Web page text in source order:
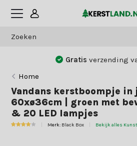
9,0
Home
Vandans kerstboompje in
60xø36cm | groen met
& 20 LED lampjes
Merk: Black Box Bekijk alles